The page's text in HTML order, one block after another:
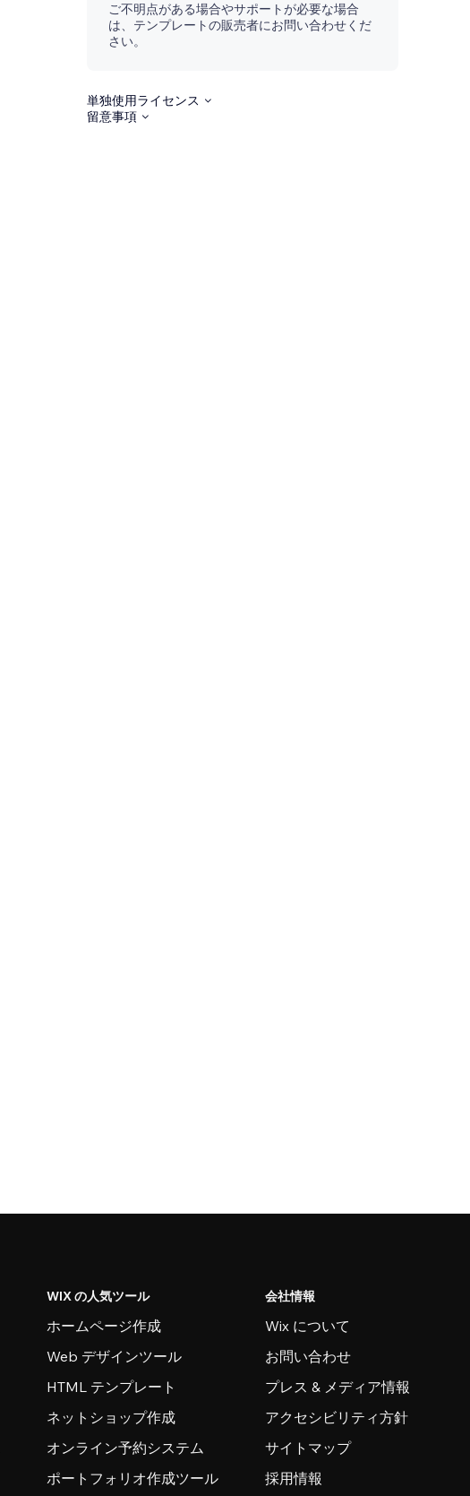
ご不明点がある場合やサポートが必要な場合
は、テンプレートの販売者にお問い合わせくだ
さい。
単独使用ライセンス
留意事項
WIX の人気ツール
ホームページ作成
Web デザインツール
HTML テンプレート
ネットショップ作成
オンライン予約システム
ポートフォリオ作成ツール
会社情報
Wix について
お問い合わせ
プレス & メディア情報
アクセシビリティ方針
サイトマップ
採用情報